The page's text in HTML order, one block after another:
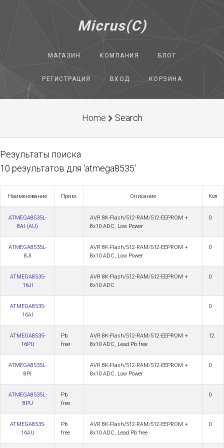
Micrus(C)
МАГАЗИН КОМПАНИЯ БЛОГ
РЕГИСТРАЦИЯ ВХОД КОРЗИНА
Home Search
Результаты поиска
10 результатов для 'atmega8535'
Наименование Прим. Описание Кол
ATMEGA8535L-
8AI (AU)
AVR 8K-Flash/512-RAM/512-EEPROM +
8x10 ADC, Low Power
0
ATMEGA8535L-
8JI
AVR 8K-Flash/512-RAM/512-EEPROM +
8x10 ADC, Low Power
0
ATMEGA8535-
16JI
AVR 8K-Flash/512-RAM/512-EEPROM +
8x10 ADC
0
ATMEGA8535-
16AI
0
ATMEGA8535-
16PU
Pb
free
AVR 8K-Flash/512-RAM/512-EEPROM +
8x10 ADC, Lead Pb free
12
ATMEGA8535L-
8PI
AVR 8K-Flash/512-RAM/512-EEPROM +
8x10 ADC, Low Power
0
ATMEGA8535L-
8PU
Pb
free
0
ATMEGA8535-
16AU
Pb
free
AVR 8K-Flash/512-RAM/512-EEPROM +
8x10 ADC, Lead Pb free
0